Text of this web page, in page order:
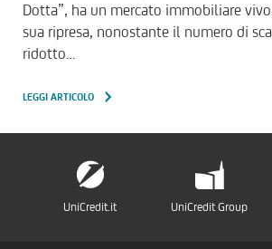
Dotta”, ha un mercato immobiliare
sua ripresa, nonostante il numero di
ridotto…
LEGGI ARTICOLO
UniCredit.it UniCredit Group